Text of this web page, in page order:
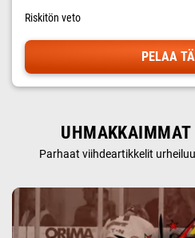
Riskitön veto
PELAA
Parhaat viihdeartikkelit